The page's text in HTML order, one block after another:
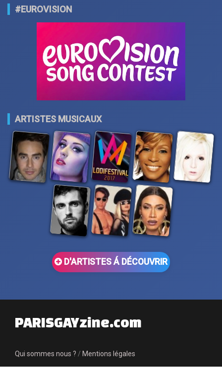
#EUROVISION
ARTISTES MUSICAUX
D'ARTISTES Á DÉCOUVRIR
PARISGAYzine.com
Qui sommes nous ? / Mentions légales